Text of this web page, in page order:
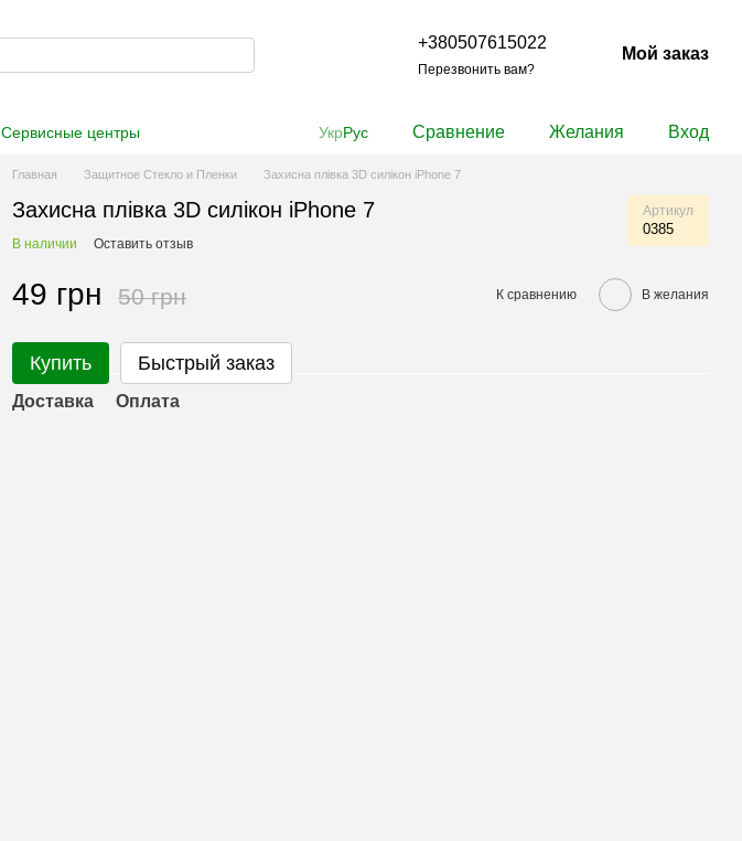
+380507615022
Перезвонить вам?
Мой заказ
Сервисные центры
УкрРус Сравнение Желания Вход
Главная Защитное Стекло и Пленки Захисна плівка 3D силікон iPhone 7
Захисна плівка 3D силікон iPhone 7 Артикул
0385
В наличии Оставить отзыв
49 грн 50 грн К сравнению В желания
Купить Быстрый заказ
Доставка Оплата